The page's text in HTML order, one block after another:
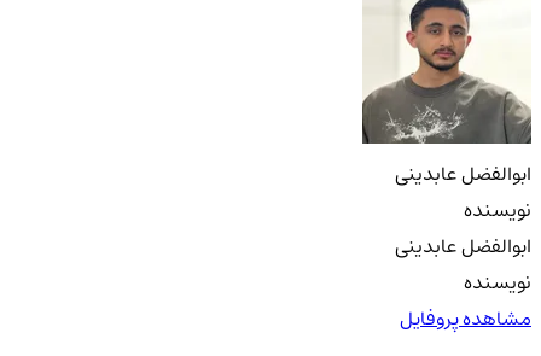
ابوالفضل عابدینی
نویسنده
ابوالفضل عابدینی
نویسنده
مشاهده پروفایل